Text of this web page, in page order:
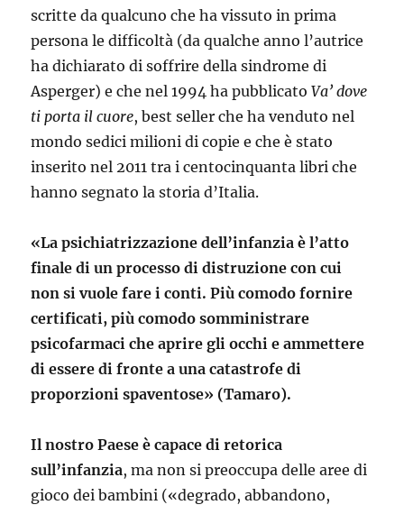
scritte da qualcuno che ha vissuto in prima
persona le difficoltà (da qualche anno l’autrice
ha dichiarato di soffrire della sindrome di
Asperger) e che nel 1994 ha pubblicatoVa’ dove
ti porta il cuore, best seller che ha venduto nel
mondo sedici milioni di copie e che è stato
inserito nel 2011 tra i centocinquanta libri che
hanno segnato la storia d’Italia.
«La psichiatrizzazione dell’infanzia è l’atto
finale di un processo di distruzione con cui
non si vuole fare i conti. Più comodo fornire
certificati, più comodo somministrare
psicofarmaci che aprire gli occhi e ammettere
di essere di fronte a una catastrofe di
proporzioni spaventose» (Tamaro).
Il nostro Paese è capace di retorica
sull’infanzia, ma non si preoccupa delle aree di
gioco dei bambini («degrado, abbandono,